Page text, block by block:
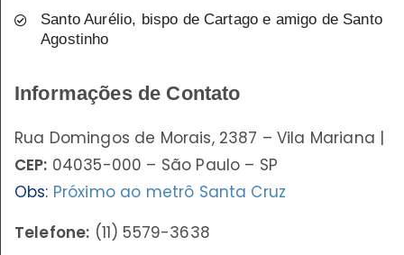
Santo Aurélio, bispo de Cartago e amigo de Santo
Agostinho
Informações de Contato
Rua Domingos de Morais, 2387 – Vila Mariana |
CEP: 04035-000 – São Paulo – SP
Obs: Próximo ao metrô Santa Cruz
Telefone: (11) 5579-3638